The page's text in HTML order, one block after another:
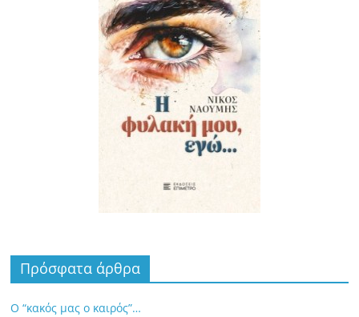
Πρόσφατα άρθρα
Ο “κακός μας ο καιρός”…